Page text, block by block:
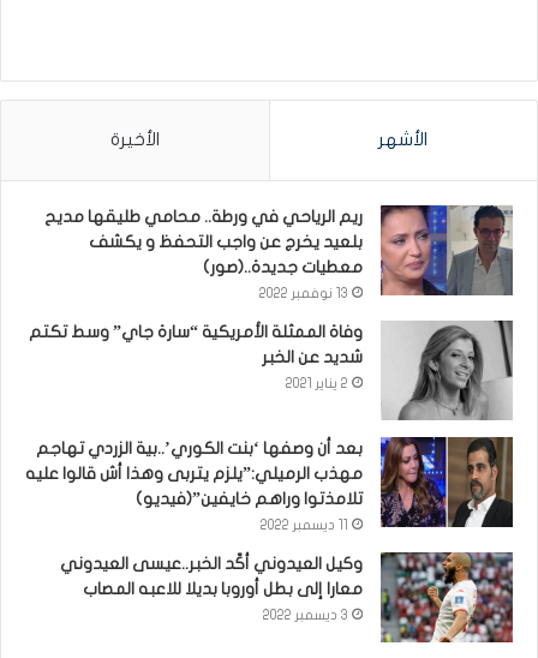
الأشهر الأخيرة
ريم الرياحي في ورطة.. محامي طليقها مديح
بلعيد يخرج عن واجب التحفظ و يكشف
معطيات جديدة..(صور)
13 نوفمبر 2022
وفاة الممثلة الأمريكية “سارة جاي” وسط تكتم
شديد عن الخبر
2 يناير 2021
بعد أن وصفها ‘بنت الكوري’..بية الزردي تهاجم
مهذب الرميلي:”يلزم يتربى وهذا أش قالوا عليه
تلامذتوا وراهم خايفين”(فيديو)
وكيل العيدوني أكّد الخبر..عيسى العيدوني
معارا إلى بطل أوروبا بديلا للاعبه المصاب
3 ديسمبر 2022